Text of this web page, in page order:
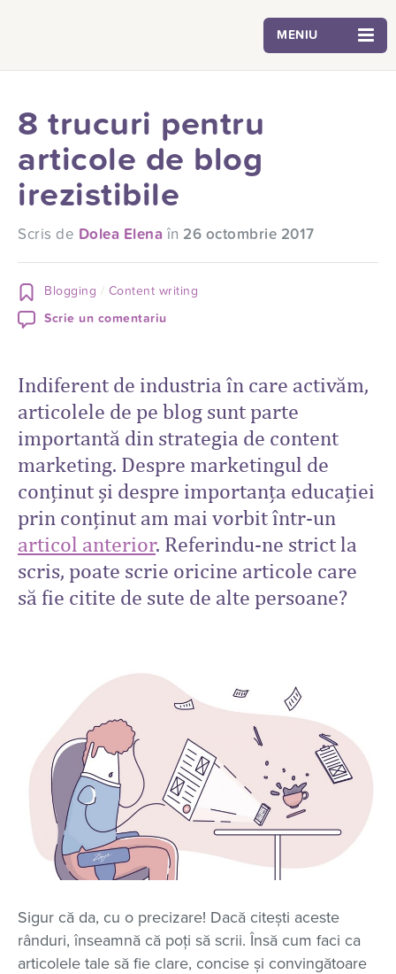
MENIU
8 trucuri pentru
articole de blog
irezistibile
Scris de Dolea Elena în 26 octombrie 2017
Blogging
Content writing
Scrie un comentariu
Indiferent de industria în care activăm,
articolele de pe blog sunt parte
importantă din strategia de content
marketing. Despre marketingul de
conținut și despre importanța educației
prin conținut am mai vorbit într-un
articol anterior. Referindu-ne strict la
scris, poate scrie oricine articole care
să fie citite de sute de alte persoane?
Sigur că da, cu o precizare! Dacă citești aceste
rânduri, înseamnă că poți să scrii. Însă cum faci ca
articolele tale să fie clare, concise și convingătoare